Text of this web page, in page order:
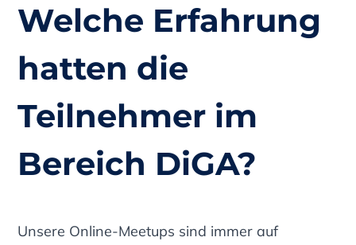
Welche Erfahrung
hatten die
Teilnehmer im
Bereich DiGA?
Unsere Online-Meetups sind immer auf